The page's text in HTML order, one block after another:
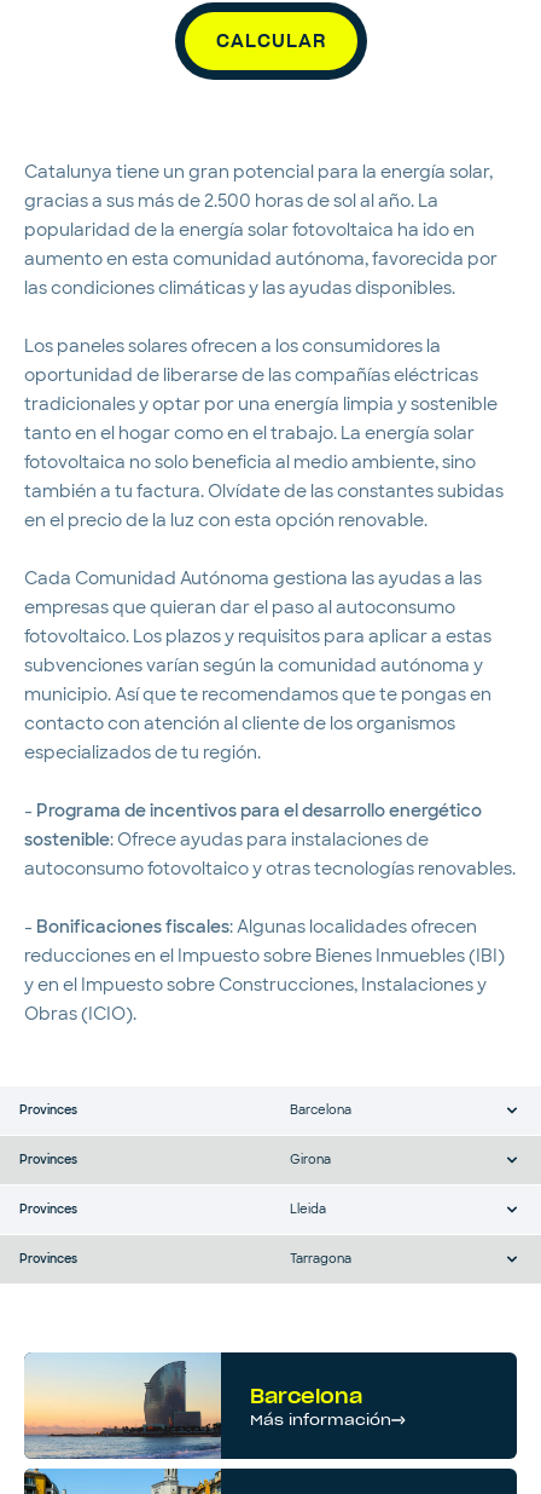
CALCULAR
Catalunya tiene un gran potencial para la energía solar,
gracias a sus más de 2.500 horas de sol al año. La
popularidad de la energía solar fotovoltaica ha ido en
aumento en esta comunidad autónoma, favorecida por
las condiciones climáticas y las ayudas disponibles.
Los paneles solares ofrecen a los consumidores la
oportunidad de liberarse de las compañías eléctricas
tradicionales y optar por una energía limpia y sostenible
tanto en el hogar como en el trabajo. La energía solar
fotovoltaica no solo beneficia al medio ambiente, sino
también a tu factura. Olvídate de las constantes subidas
en el precio de la luz con esta opción renovable.
Cada Comunidad Autónoma gestiona las ayudas a las
empresas que quieran dar el paso al autoconsumo
fotovoltaico. Los plazos y requisitos para aplicar a estas
subvenciones varían según la comunidad autónoma y
municipio. Así que te recomendamos que te pongas en
contacto con atención al cliente de los organismos
especializados de tu región.
- Programa de incentivos para el desarrollo energético
sostenible: Ofrece ayudas para instalaciones de
autoconsumo fotovoltaico y otras tecnologías renovables.
- Bonificaciones fiscales: Algunas localidades ofrecen
reducciones en el Impuesto sobre Bienes Inmuebles (IBI)
y en el Impuesto sobre Construcciones, Instalaciones y
Obras (ICIO).
Provinces Barcelona
Provinces Girona
Provinces Lleida
Provinces Tarragona
Barcelona
Más información